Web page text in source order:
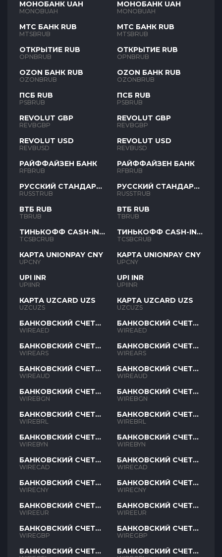
МОНОБАНК UAH
MONOBUAH
МТС БАНК RUB
MTSBRUB
ОТКРЫТИЕ RUB
OPNBRUB
OZON БАНК RUB
OZONBRUB
ПСБ RUB
PSBRUB
REVOLUT GBP
REVBGBP
REVOLUT USD
REVBUSD
РАЙФФАЙЗЕН БАНК
RFBRUB
РУССКИЙ СТАНДАРТ
RUB
RUSSTRUB
ВТБ RUB
TBRUB
ТИНЬКОФФ CASH-IN
RUB
TCSBCRUB
КАРТА UNIONPAY CNY
UPCNY
UPI INR
UPIINR
КАРТА UZCARD UZS
UZCUZS
БАНКОВСКИЙ СЧЕТ
AED
WIREAED
БАНКОВСКИЙ СЧЕТ
ARS
WIREARS
БАНКОВСКИЙ СЧЕТ
AUD
WIREAUD
БАНКОВСКИЙ СЧЕТ
BGN
WIREBGN
БАНКОВСКИЙ СЧЕТ
BRL
WIREBRL
БАНКОВСКИЙ СЧЕТ
BYN
WIREBYN
БАНКОВСКИЙ СЧЕТ
CAD
WIRECAD
БАНКОВСКИЙ СЧЕТ
CNY
WIRECNY
БАНКОВСКИЙ СЧЕТ
EUR
WIREEUR
БАНКОВСКИЙ СЧЕТ
GBP
WIREGBP
БАНКОВСКИЙ СЧЕТ
МОНОБАНК UAH
MONOBUAH
МТС БАНК RUB
MTSBRUB
ОТКРЫТИЕ RUB
OPNBRUB
OZON БАНК RUB
OZONBRUB
ПСБ RUB
PSBRUB
REVOLUT GBP
REVBGBP
REVOLUT USD
REVBUSD
РАЙФФАЙЗЕН БАНК
RFBRUB
РУССКИЙ СТАНДАРТ
RUB
RUSSTRUB
ВТБ RUB
TBRUB
ТИНЬКОФФ CASH-IN
RUB
TCSBCRUB
КАРТА UNIONPAY CNY
UPCNY
UPI INR
UPIINR
КАРТА UZCARD UZS
UZCUZS
БАНКОВСКИЙ СЧЕТ
AED
WIREAED
БАНКОВСКИЙ СЧЕТ
ARS
WIREARS
БАНКОВСКИЙ СЧЕТ
AUD
WIREAUD
БАНКОВСКИЙ СЧЕТ
BGN
WIREBGN
БАНКОВСКИЙ СЧЕТ
BRL
WIREBRL
БАНКОВСКИЙ СЧЕТ
BYN
WIREBYN
БАНКОВСКИЙ СЧЕТ
CAD
WIRECAD
БАНКОВСКИЙ СЧЕТ
CNY
WIRECNY
БАНКОВСКИЙ СЧЕТ
EUR
WIREEUR
БАНКОВСКИЙ СЧЕТ
GBP
WIREGBP
БАНКОВСКИЙ СЧЕТ